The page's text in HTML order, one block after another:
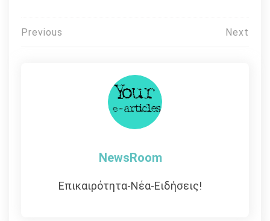
Πλοήγηση
Previous Next
NewsRoom
Επικαιρότητα-Νέα-Ειδήσεις!